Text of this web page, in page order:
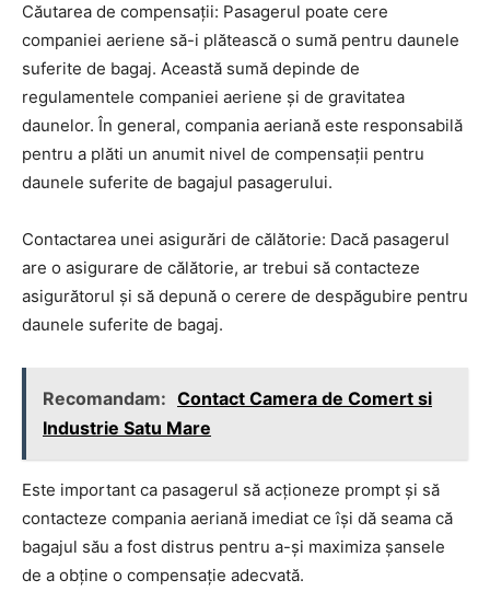
Căutarea de compensații: Pasagerul poate cere
companiei aeriene să-i plătească o sumă pentru daunele
suferite de bagaj. Această sumă depinde de
regulamentele companiei aeriene și de gravitatea
daunelor. În general, compania aeriană este responsabilă
pentru a plăti un anumit nivel de compensații pentru
daunele suferite de bagajul pasagerului.
Contactarea unei asigurări de călătorie: Dacă pasagerul
are o asigurare de călătorie, ar trebui să contacteze
asigurătorul și să depună o cerere de despăgubire pentru
daunele suferite de bagaj.
Recomandam: Contact Camera de Comert si
Industrie Satu Mare
Este important ca pasagerul să acționeze prompt și să
contacteze compania aeriană imediat ce își dă seama că
bagajul său a fost distrus pentru a-și maximiza șansele
de a obține o compensație adecvată.